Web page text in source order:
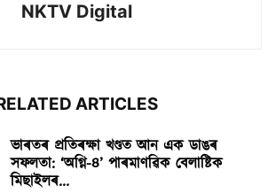
NKTV Digital
ARTICLES
ভাৰতৰ প্ৰতিৰক্ষা খণ্ডত আন এক ডাঙৰ
সফলতা: ‘অগ্নি-৪’ পাৰমাণৱিক বেলাষ্টিক
মিছাইলৰ...